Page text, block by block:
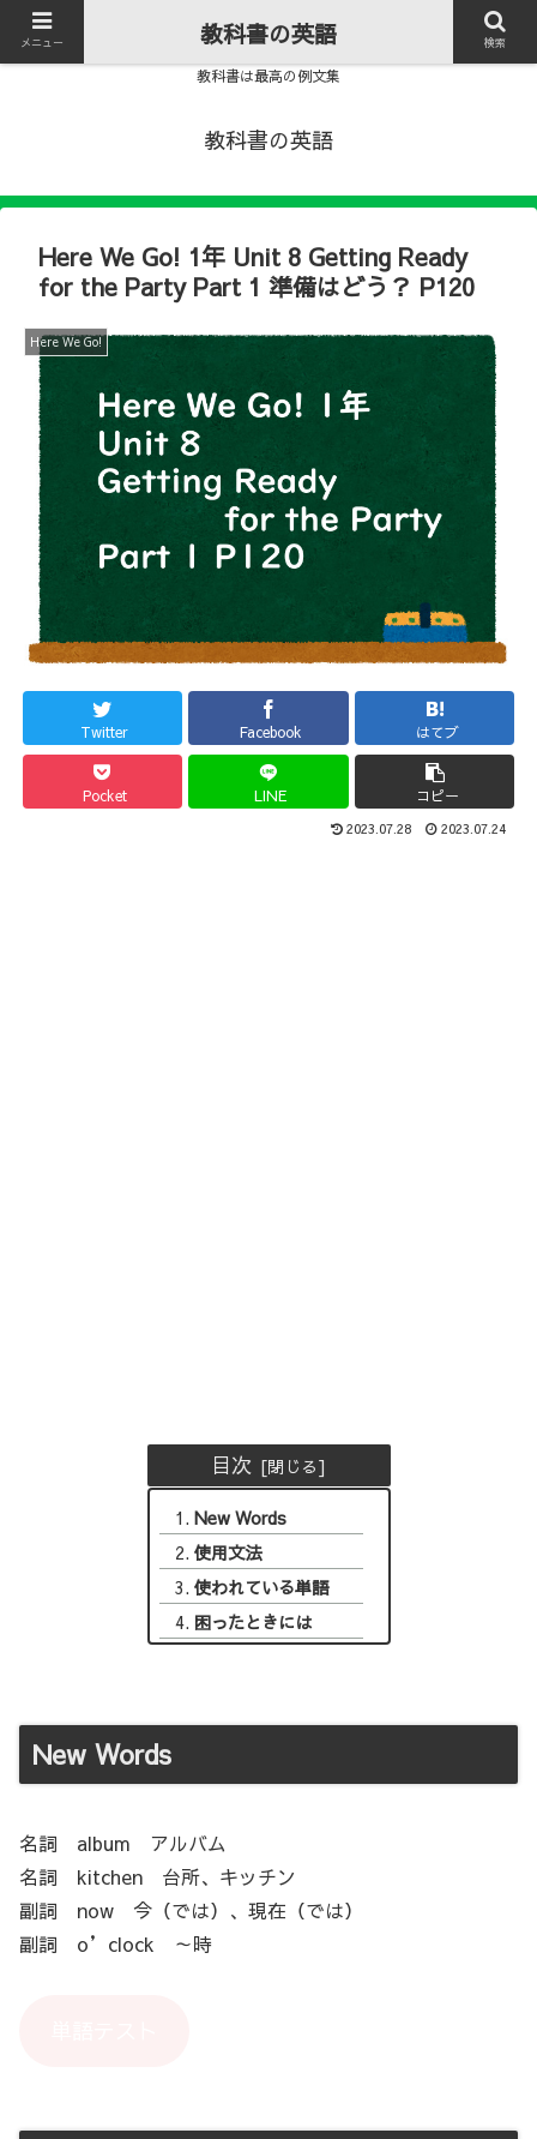
教科書は最高の例文集
教科書の英語
Here We Go! 1年 Unit 8 Getting Ready
for the Party Part 1 準備はどう？ P120
Here We Go!
Twitter Facebook はてブ
Pocket LINE コピー
2023.07.28 2023.07.24
目次
New Words
使用文法
使われている単語
困ったときには
New Words
名詞 album アルバム
名詞 kitchen 台所、キッチン
副詞 now 今（では）、現在（では）
副詞 o’clock ～時
メニュー 教科書の英語 検索